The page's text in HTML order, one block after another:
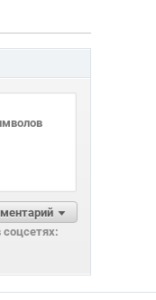
соцсетях: